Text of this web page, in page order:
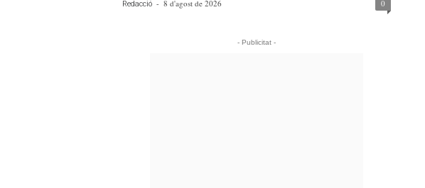
Redacció - 8 d'agost de 2026 0
- Publicitat -